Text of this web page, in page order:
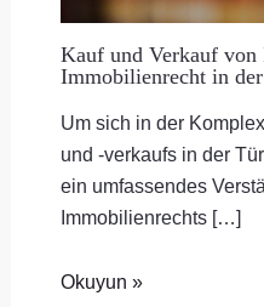
Kauf und Verkauf
Immobilienrecht in
Um sich in der
und -verkaufs in der
ein umfassendes
Immobilienrechts […]
Okuyun »